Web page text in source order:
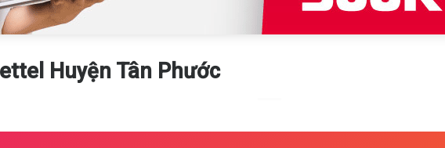
Huyện Tân Phước